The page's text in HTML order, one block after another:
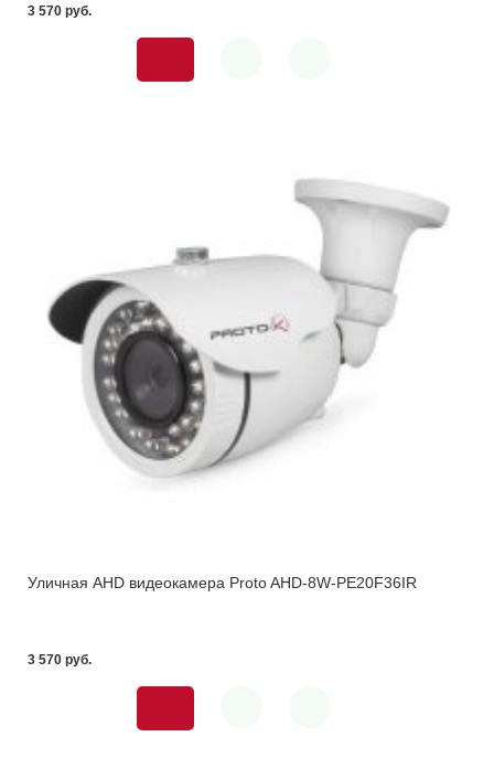
3 570 pуб.
Уличная AHD видеокамера Proto AHD-8W-PE20F36IR
3 570 pуб.